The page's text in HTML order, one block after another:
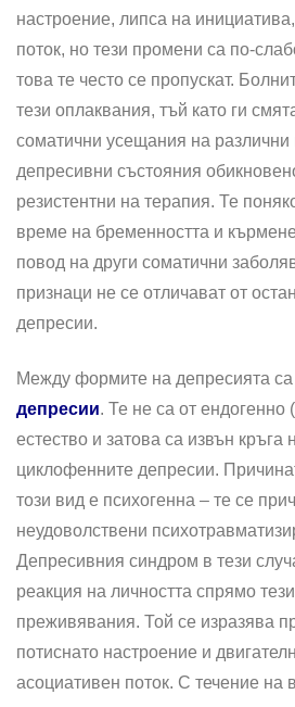
настроение, липса на
поток, но тези промени са по-
това те често се пропускат.
тези оплаквания, тъй като ги
соматични усещания на различни
депресивни състояния
резистентни на терапия. Те
време на бременността и
повод на други соматични
признаци не се отличават от
депресии.
Между формите на депресията са
депресии. Те не са от
естество и затова са извън кръга
циклофенните депресии.
този вид е психогенна – те се
неудоволствени
Депресивния синдром в тези
реакция на личността спрямо
преживявания. Той се изразява
потиснато настроение и
асоциативен поток. С течение на